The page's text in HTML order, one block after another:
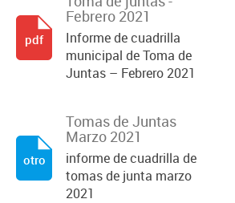
Febrero 2021
Informe de cuadrilla
municipal de Toma de
Juntas – Febrero 2021
pdf
Tomas de Juntas
Marzo 2021
informe de cuadrilla de
tomas de junta marzo
2021
otro